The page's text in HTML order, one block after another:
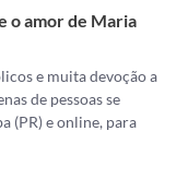
o amor de Maria
e muita devoção a
de pessoas se
(PR) e online, para